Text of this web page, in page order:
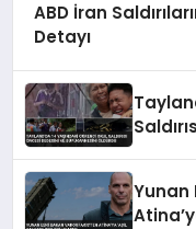
ABD İran
Detayı
Yunan